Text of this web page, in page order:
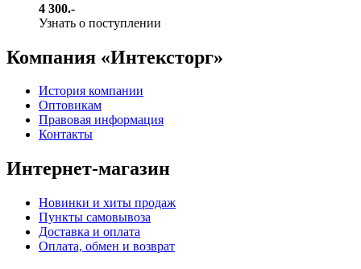
4 300.-
Узнать о поступлении
Компания «Интексторг»
История компании
Оптовикам
Правовая информация
Контакты
Интернет-магазин
Новинки и хиты продаж
Пункты самовывоза
Доставка и оплата
Оплата, обмен и возврат